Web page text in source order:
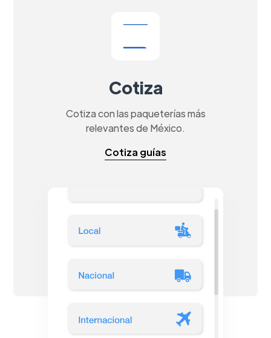
Cotiza
Cotiza con las paqueterías más
relevantes de México.
Cotiza guías